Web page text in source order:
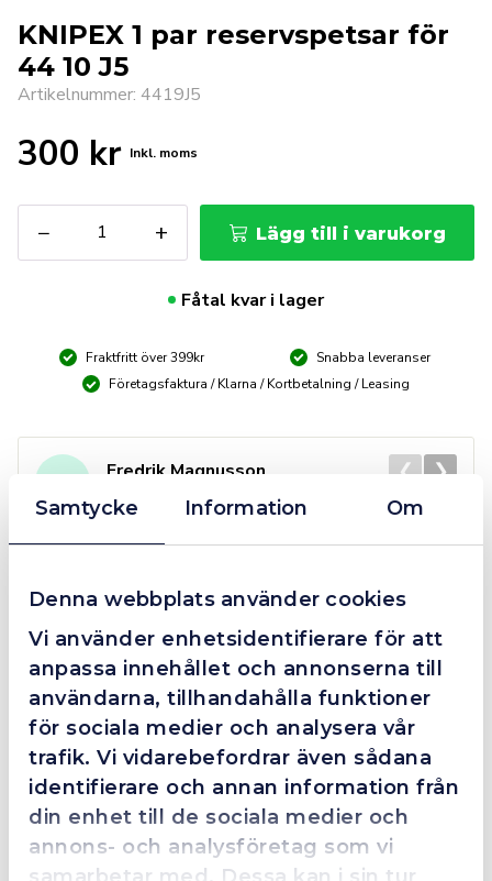
Samtycke Information Om
Denna webbplats använder cookies
Vi använder enhetsidentifierare för att
anpassa innehållet och annonserna till
användarna, tillhandahålla funktioner
för sociala medier och analysera vår
trafik. Vi vidarebefordrar även sådana
identifierare och annan information från
din enhet till de sociala medier och
annons- och analysföretag som vi
samarbetar med. Dessa kan i sin tur
KNIPEX 1 par reservspetsar för
44 10 J5
Artikelnummer: 4419J5
300 kr Inkl. moms
−
par
+ Lägg till i varukorg
Fåtal kvar i lager
Fraktfritt över 399kr
Snabba leveranser
Företagsfaktura / Klarna / Kortbetalning / Leasing
4.4 10 Reviews
FM
Fredrik Magnusson
Grym service!
Dom här grabbarna är definitionen av serviceminded.
Trots en billigare order, som det blev lite strul med,
så agerade dom blixtsnabbt och löste det långt över
förväntan. Hade kontakt med Alexander, som förtjänar
en extra guldstjärna.
❮ ❯